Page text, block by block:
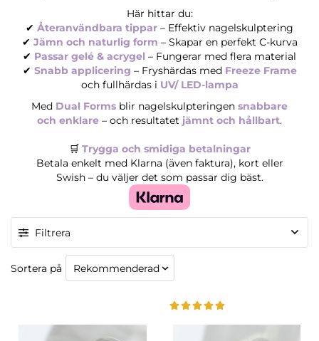
Här hittar du:
✔ Återanvändbara tippar – Effektiv nagelskulptering
✔ Jämn och naturlig form – Skapar en perfekt C-kurva
✔ Passar gelé & acrygel – Fungerar med flera material
✔ Snabb applicering – Fryshärdas med Freeze Frame
och fullhärdas i UV/ LED-lampa
Med Dual Forms blir nagelskulpteringen snabbare
och enklare – och resultatet jämnt och hållbart.
🛒 Trygga och smidiga betalningar
Betala enkelt med Klarna (även faktura), kort eller
Swish – du väljer det som passar dig bäst.
Filtrera
Sortera på